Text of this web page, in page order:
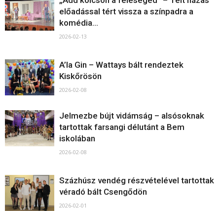
előadással tért vissza a színpadra a
komédia...
2026-02-13
A’la Gin – Wattays bált rendeztek
Kiskőrösön
2026-02-08
Jelmezbe bújt vidámság – alsósoknak
tartottak farsangi délutánt a Bem
iskolában
2026-02-08
Százhúsz vendég részvételével tartottak
véradó bált Csengődön
2026-02-01